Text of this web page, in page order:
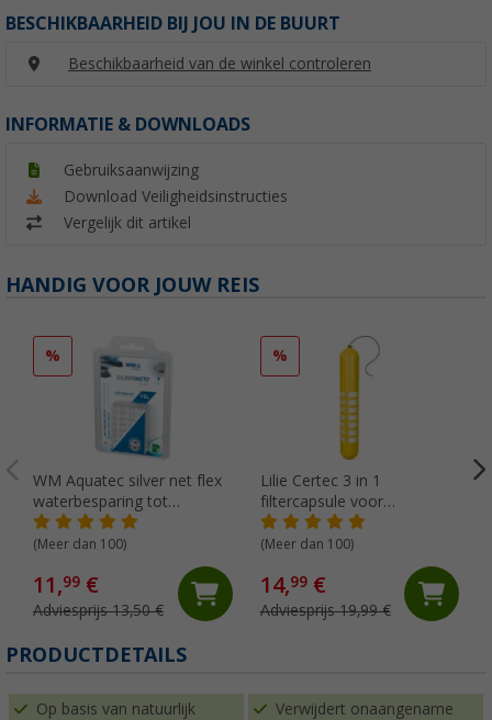
BESCHIKBAARHEID BIJ JOU IN DE BUURT
Beschikbaarheid van de winkel controleren
INFORMATIE & DOWNLOADS
Gebruiksaanwijzing
Download Veiligheidsinstructies
Vergelijk dit artikel
HANDIG VOOR JOUW REIS
%
WM Aquatec silver net flex
waterbesparing tot
tankinhoud van 15 liter
(Meer dan 100)
11,99 €
Adviesprijs 13,50 €
%
Lilie Certec 3 in 1
filtercapsule voor
zoetwaterbescherming 30
liter
(Meer dan 100)
14,99€
Adviesprijs 19,99 €
PRODUCTDETAILS
Op basis van natuurlijk
Verwijdert onaangename